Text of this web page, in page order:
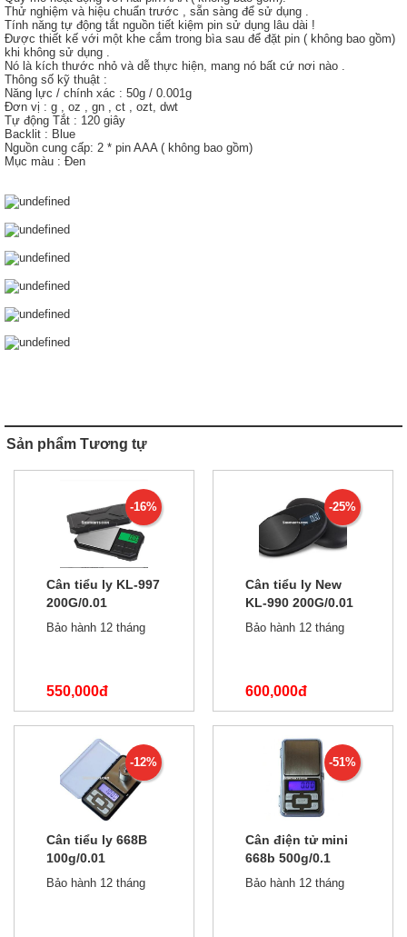
Thử nghiệm và hiệu chuẩn trước , sẵn sàng để sử dụng .
Tính năng tự động tắt nguồn tiết kiệm pin sử dụng lâu dài !
Được thiết kế với một khe cắm trong bìa sau để đặt pin ( không bao gồm)
khi không sử dụng .
Nó là kích thước nhỏ và dễ thực hiện, mang nó bất cứ nơi nào .
Thông số kỹ thuật :
Năng lực / chính xác : 50g / 0.001g
Đơn vị : g , oz , gn , ct , ozt, dwt
Tự động Tắt : 120 giây
Backlit : Blue
Nguồn cung cấp: 2 * pin AAA ( không bao gồm)
Mục màu : Đen
Sản phẩm Tương tự
-16%
Cân tiểu ly KL-997
200G/0.01
Bảo hành 12 tháng
550,000đ
650,000đ
-25%
Cân tiểu ly New
KL-990 200G/0.01
Bảo hành 12 tháng
600,000đ
800,000đ
-12%
Cân tiểu ly 668B
100g/0.01
Bảo hành 12 tháng
-51%
Cân điện tử mini
668b 500g/0.1
Bảo hành 12 tháng